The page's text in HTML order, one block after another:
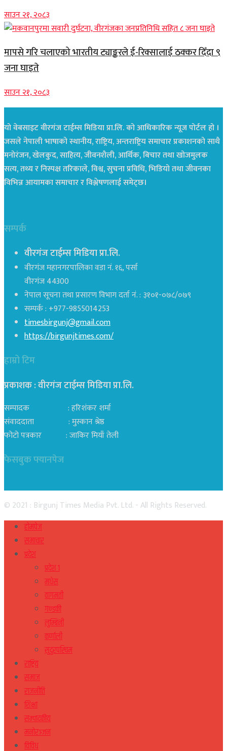
साउन २१, २०८३
मापसे गरि चलाएको भारतीय ट्याङ्करले ई-रिक्सालाई ठक्कर दिँदा ९
जना घाइते
साउन २१, २०८३
यो वेबसाइट वीरगंज टाईम्स मिडिया प्रा.लि. को आधिकारिक न्यूज पोर्टल हो ।
जसले नेपाली भाषाको स्थानीय, राष्ट्रिय, अन्तराष्ट्रिय समाचार प्रकाशनको साथै
मनोरंजन, खेलकुद, साहित्य, जीवनशैली, आर्थिक, बिचार तथा खोजमुलक
सत्य, तथ्य र निस्पक्ष तरिकाले, विश्व, सुचना प्रविधि, भिडियो तथा जीवनका
विभिन्न आयामका समाचार र विश्लेषणलाई समेट्छ।
सम्पर्क
वीरगंज टाईम्स मिडिया प्रा.लि.
वीरगंज महानगरपालिका वडा नं. १६, पर्सा
वीरगंज 44300
नेपाल सूचना तथा प्रसारण विभाग दर्ता नं. : ३१०१-०७८/०७९
सम्पर्क : +977-9855014253
timesbirgunj@gmail.com
https://birgunjtimes.com/
हाम्रो टिम
प्रकाशक : वीरगंज टाईम्स मिडिया प्रा‍.लि.
सम्पादक : हरिशंकर शर्मा
संवाददाता : मुस्कान श्रेष्ठ
फोटो पत्रकार : जाकिर मियाँ तेली
फेसबुक फ्यानपेज
© 2021 : Birgunj Times Media Pvt. Ltd. - All Rights Reserved.
होमपेज
समाचार
प्रदेश
प्रदेश १
मधेस
वागमती
गण्डकी
लुम्बिनी
कर्णाली
सुदुरपस्चिम
राष्ट्रिय
समाज
राजनीति
शिक्षा
सम्पादकीय
मनोरञ्जन
विविध